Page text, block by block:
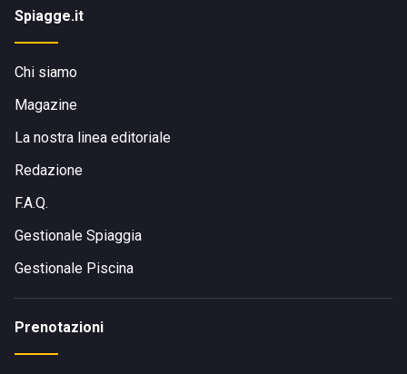
Spiagge.it
Chi siamo
Magazine
La nostra linea editoriale
Redazione
F.A.Q.
Gestionale Spiaggia
Gestionale Piscina
Prenotazioni